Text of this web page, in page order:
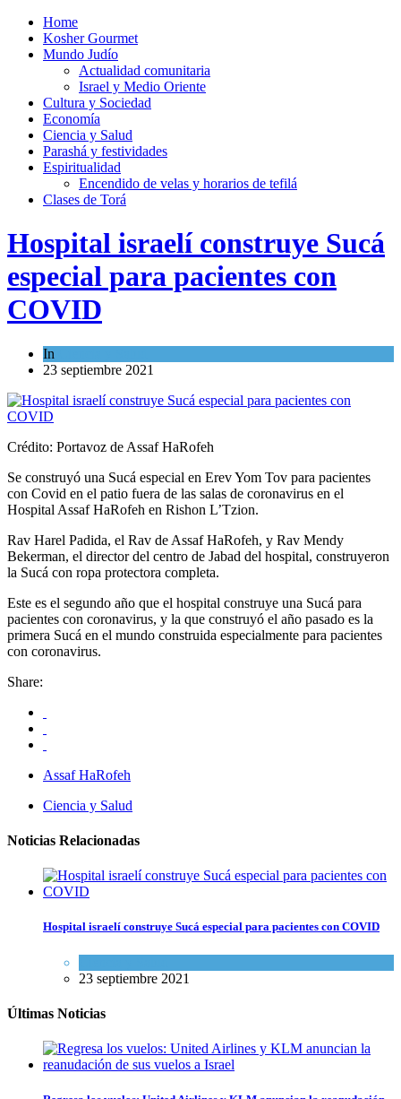
Home
Kosher Gourmet
Mundo Judío
Actualidad comunitaria
Israel y Medio Oriente
Cultura y Sociedad
Economía
Ciencia y Salud
Parashá y festividades
Espiritualidad
Encendido de velas y horarios de tefilá
Clases de Torá
Hospital israelí construye Sucá
especial para pacientes con
COVID
In
23 septiembre 2021
Crédito: Portavoz de Assaf HaRofeh
Se construyó una Sucá especial en Erev Yom Tov para pacientes
con Covid en el patio fuera de las salas de coronavirus en el
Hospital Assaf HaRofeh en Rishon L’Tzion.
Rav Harel Padida, el Rav de Assaf HaRofeh, y Rav Mendy
Bekerman, el director del centro de Jabad del hospital, construyeron
la Sucá con ropa protectora completa.
Este es el segundo año que el hospital construye una Sucá para
pacientes con coronavirus, y la que construyó el año pasado es la
primera Sucá en el mundo construida especialmente para pacientes
con coronavirus.
Share:
Assaf HaRofeh
Ciencia y Salud
Noticias Relacionadas
Hospital israelí construye Sucá especial para pacientes con COVID
23 septiembre 2021
Últimas Noticias